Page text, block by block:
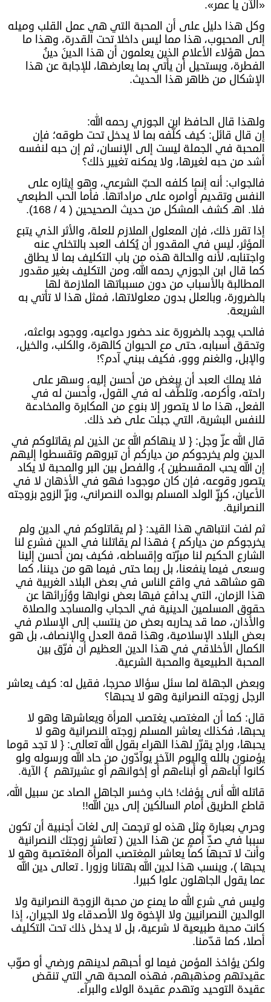
«الآن يا عمر».
وكل هذا دليل على أن المحبة التي هي عمل القلب وميله
إلى المحبوب، هذا مما ليس داخلا تحت القدرة، وهذا ما
حمل هؤلاء الأعلام الذين يعلمون أن هذا الدينَ دينُ
الفطرة، ويستحيل أن يأتي بما يعارضها، للإجابة عن هذا
الإشكال من ظاهر هذا الحديث.
ولهذا قال الحافظ ابن الجوزي رحمه الله:
إن قال قائل: كيف كلّفه بما لا يدخل تحت طوقه؛ فإن
المحبة في الجملة ليست إلى الإنسان، ثم إن حبه لنفسه
أشد من حبه لغيرها، ولا يمكنه تغيير ذلك؟
فالجواب: أنه إنما كلفه الحبّ الشرعي، وهو إيثاره على
النفس وتقديم أوامره على مراداتها. فأما الحب الطبعي
فلا. اهـ كشف المشكل من حديث الصحيحين ( 4 / 168).
إذا تقرر ذلك، فإن المعلول الملازم للعلة، والأثر الذي يتبع
المؤثر، ليس في المقدور أن يُكلف العبد بالتخلي عنه
واجتنابه، لأنه والحالة هذه من باب التكليف بما لا يطاق
كما قال ابن الجوزي رحمه الله، ومن التكليف بغير مقدور
المطالبة بالأسباب من دون مسبباتها الملازمة لها
بالضرورة، وبالعلل بدون معلولاتها، فمثل هذا لا تأتي به
الشريعة.
فالحب يوجد بالضرورة عند حضور دواعيه، ووجود بواعثه،
وتحقق أسبابه، حتى مع الحيوان كالهرة، والكلب، والخيل،
والإبل، والغنم ووو، فكيف ببني آدم؟!
فلا يملك العبد أن يبغض من أحسن إليه، وسهر على
راحته، وأكرمه، وتلطّف له في القول، وأحسن له في
الفعل، هذا ما لا يتصور إلا بنوع من المكابرة والمخادعة
للنفس البشرية، التي جبلت على ضد ذلك.
قال الله عزّ وجل: { لا ينهاكم الله عن الذين لم يقاتلوكم في
الدين ولم يخرجوكم من دياركم أن تبروهم وتقسطوا إليهم
إن الله يحب المقسطين }، والفصل بين البر والمحبة لا يكاد
يتصور وقوعه، فإن كان موجودا فهو في الأذهان لا في
الأعيان، كبِرِّ الولد المسلم بوالده النصراني، وبرِّ الزوج بزوجته
النصرانية.
ثم لفت انتباهي هذا القيد: { لم يقاتلوكم في الدين ولم
يخرجوكم من دياركم } فهذا لم يقاتلنا في الدين فشرع لنا
الشارع الحكيم لنا مبرّته وإقساطه، فكيف بمن أحسن إلينا
وسعى فيما ينفعنا، بل ربما حتى فيما هو من ديننا، كما
هو مشاهد في واقع الناس في بعض البلاد الغربية في
هذا الزمان، التي يدافع فيها بعض نوابها ووُزَرائها عن
حقوق المسلمين الدينية في الحجاب والمساجد والصلاة
والأذان، مما قد يحاربه بعض من ينتسب إلى الإسلام في
بعض البلاد الإسلامية، وهذا قمة العدل والإنصاف، بل هو
الكمال الأخلاقي في هذا الدين العظيم أن فرّق بين
المحبة الطبيعية والمحبة الشرعية.
وبعض الجهلة لما سئل سؤالا محرجا، فقيل له: كيف يعاشر
الرجل زوجته النصرانية وهو لا يحبها؟
قال: كما أن المغتصب يغتصب المرأة ويعاشرها وهو لا
يحبها، فكذلك يعاشر المسلم زوجته النصرانية وهو لا
يحبها، وراح يقرّر لهذا الهراء بقول الله تعالى: { لا تجد قوما
يؤمنون بالله واليوم الآخر يوآدّون من حاد الله ورسوله ولو
كانوا آباءهم أو أبناءهم أو إخوانهم أو عشيرتهم } الآية.
قاتله الله أنى يؤفك! خاب وخسر الجاهل الصاد عن سبيل الله،
قاطع الطريق أمام السالكين إلى دين الله!!
وحري بعبارة مثل هذه لو ترجمت إلى لغات أجنبية أن تكون
سببا في صدِّ أُممٍ عن هذا الدين ( تعاشر زوجتك النصرانية
وأنت لا تحبها كما يعاشر المغتصب المرأة المغتصبة وهو لا
يحبها )، وينسب هذا لدين الله بهتانا وزورا ـ تعالى دين الله
عما يقول الجاهلون علوا كبيرا.
وليس في شرع الله ما يمنع من محبة الزوجة النصرانية ولا
الوالدين النصرانيين ولا الإخوة ولا الأصدقاء ولا الجيران، إذا
كانت محبة طبيعية لا شرعية، بل لا يدخل ذلك تحت التكليف
أصلا، كما قدّمنا.
ولكن يؤاخذ المؤمن فيما لو أحبهم لدينهم ورضي أو صوّب
عقيدتهم ومذهبهم، فهذه المحبة هي التي تنقض
عقيدة التوحيد وتهدم عقيدة الولاء والبرآء.